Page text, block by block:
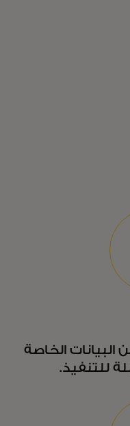
من البيانات الخاصة
للتنفيذ.